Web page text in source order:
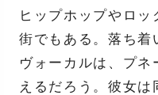
ヒップホップやロ
街でもある。落ち着
ヴォーカルは、プ
えるだろう。彼女